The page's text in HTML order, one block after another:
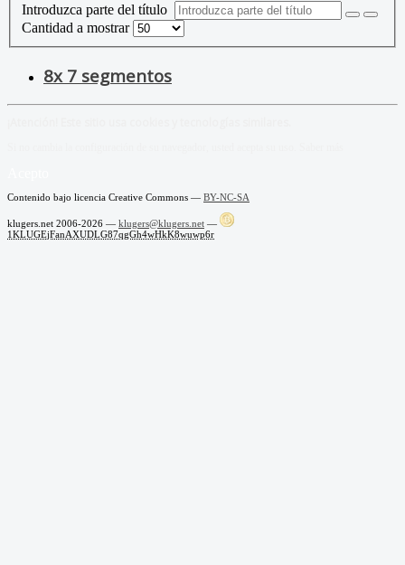
Introduzca parte del título
Cantidad a mostrar
8x 7 segmentos
Contenido bajo licencia Creative Commons — BY-NC-SA
klugers.net 2006-2026 — klugers@klugers.net —
1KLUGEjFanAXUDLG87qgGh4wHkK8wuwp6r